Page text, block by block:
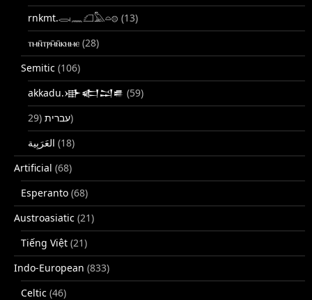
rnkmt.𓂋𓏺𓈖𓆎𓅓𓏏𓊖 (13)
ⲧⲙⲛ̄ⲧⲣⲙ̄ⲛ̄ⲕⲏⲙⲉ (28)
Semitic (106)
akkadu.𒀝𒅗𒁺𒌑 (59)
עברית(29)
(18)
Artificial (68)
Esperanto (68)
Austroasiatic (21)
Tiếng Việt (21)
Indo-European (833)
Celtic (46)